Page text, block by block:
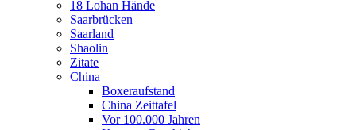
18 Lohan Hände
Saarbrücken
Saarland
Shaolin
Zitate
China
Boxeraufstand
China Zeittafel
Vor 100.000 Jahren